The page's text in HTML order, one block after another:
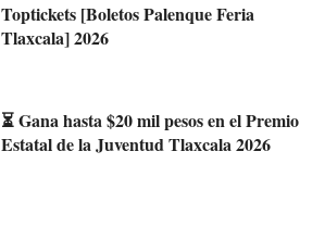
Toptickets [Boletos Palenque Feria
Tlaxcala] 2026
⏳ Gana hasta $20 mil pesos en el Premio
Estatal de la Juventud Tlaxcala 2026